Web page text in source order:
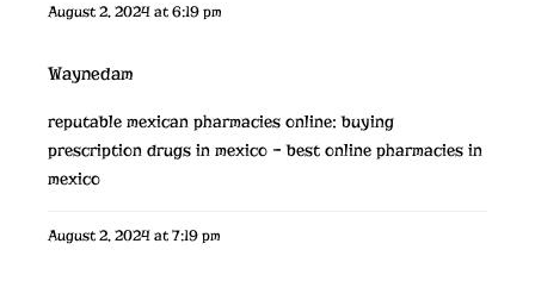
August 2, 2024 at 6:19 pm
Waynedam
reputable mexican pharmacies online:buying
prescription drugs in mexico – best online pharmacies in
mexico
August 2, 2024 at 7:19 pm